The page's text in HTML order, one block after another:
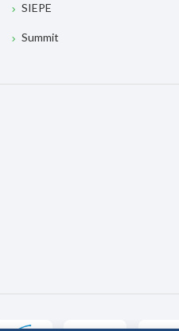
SIEPE
Summit